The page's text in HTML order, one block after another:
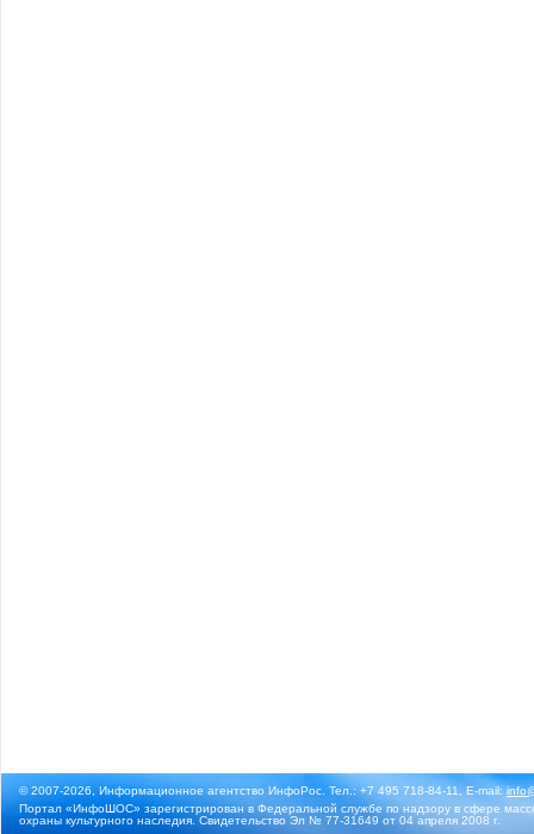
© 2007-2026, Информационное агентство ИнфоРос. Тел.: +7 495 718-84-11, E-mail:
Портал «ИнфоШОС» зарегистрирован в Федеральной службе по надзору в сфере
охраны культурного наследия. Свидетельство Эл № 77-31649 от 04 апреля 2008 г.